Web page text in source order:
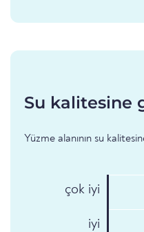
Su kalitesine
Yüzme alanının su
çok iyi
iyi